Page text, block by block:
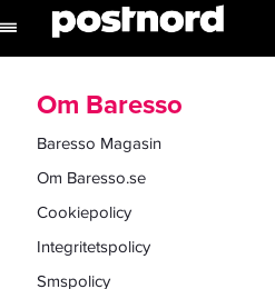
Om Baresso
Baresso Magasin
Om Baresso.se
Cookiepolicy
Integritetspolicy
Smspolicy